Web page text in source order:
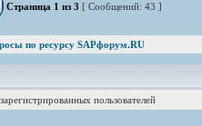
Страница 1 из 3 [ Сообщений: 43 ]
по ресурсу SAPфорум.RU
пользователей